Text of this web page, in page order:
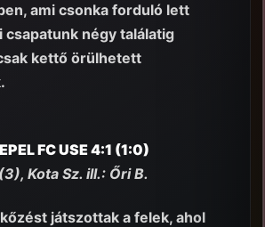
ami csonka forduló lett
csapatunk négy találatig
kettő örülhetett
FC USE 4:1 (1:0)
Kota Sz. ill.: Őri B.
játszottak a felek, ahol